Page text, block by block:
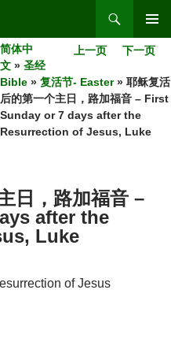
MENU
下一页
上一页
简体中
文 » 圣经
Bible » 复活节- Easter» 耶稣复活
后的第一个主日，路加福音 – First
Sunday or 7 days after the
Resurrection of Jesus, Luke
日，路加福音 –
after the
Luke
of Jesus